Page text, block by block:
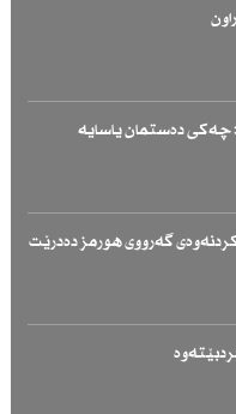
دەستمان یاسایە
گەرووی هورمز دەدرێت